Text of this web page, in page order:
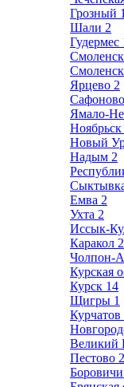
Грозный
Шали 2
Гудермес
Смоленск
Ярцево 2
Сафоново
Ямало-
Ноябрьск
Новый
Надым 2
Емва 2
Ухта 2
Иссык-
Каракол 2
Чолпон-
Курская
Курск 14
Щигры 1
Курчатов
Великий
Пестово 2
Боровичи